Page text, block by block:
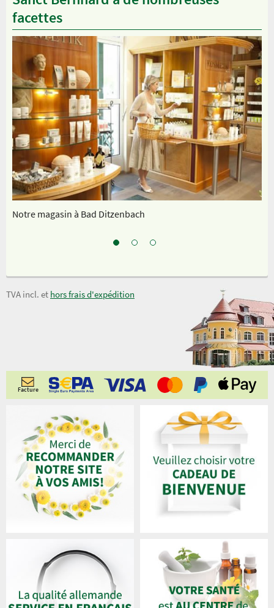
facettes
Notre magasin à Bad Ditzenbach
TVA incl. et hors frais d'expédition
Facture